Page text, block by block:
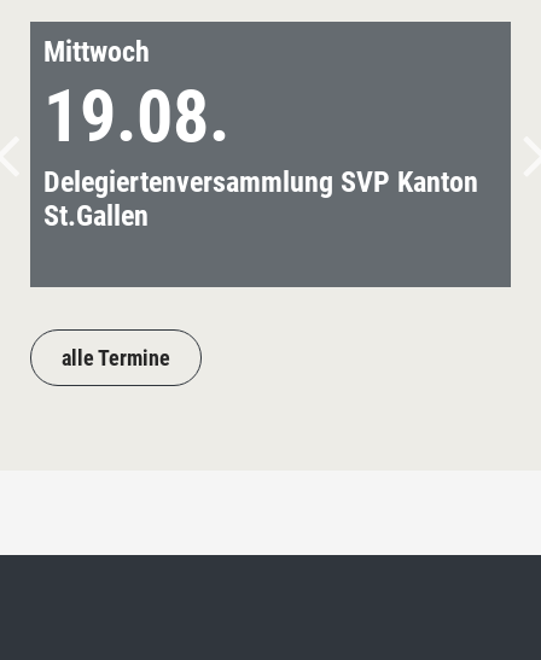
Mittwoch
19.08.
Delegiertenversammlung SVP Kanton
St.Gallen
alle Termine